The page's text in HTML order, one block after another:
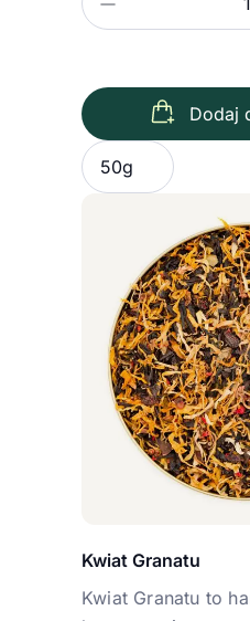
Zmniejsz
Dodaj
Kwiat Granatu
Kwiat Granatu to
Wybierz wariant
50g